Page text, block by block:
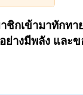
ชิกเข้ามาทักทา
ย่างมีพลัง และ